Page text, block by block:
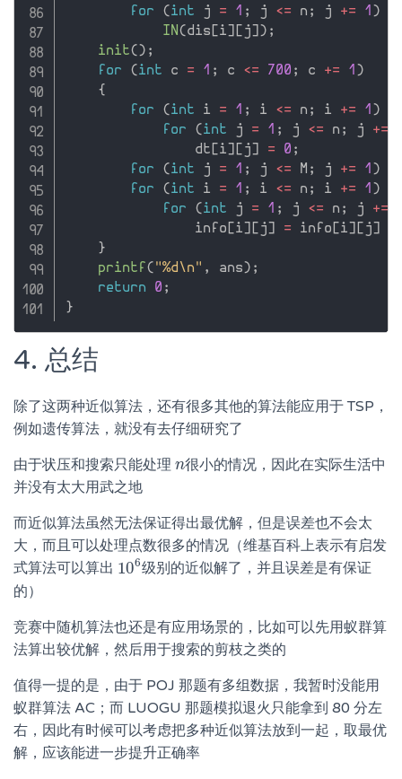
for
( int j = 1 ; j <= n ; j += 1 )
IN ( dis i j ) ;
init( ) ;
for
( int c = 1 ; c <= 700 ; c += 1 )
{
for
( int i = 1 ; i <= n ; i += 1 )
for
( int j = 1 ; j <= n ; j +=
                dt
i j = 0 ;
for
( int j = 1 ; j <= M ; j += 1 )
for
( int i = 1 ; i <= n ; i += 1 )
for
( int j = 1 ; j <= n ; j +=
                info
i j = info i j
}
printf ( "%d\n" , ans ) ;
return
0 ;
}
4. 总结
除了这两种近似算法，还有很多其他的算法能应用于 TSP，
例如遗传算法，就没有去仔细研究了
由于状压和搜索只能处理 n
n很小的情况，因此在实际生活中
并没有太大用武之地
而近似算法虽然无法保证得出最优解，但是误差也不会太
大，而且可以处理点数很多的情况（维基百科上表示有启发
式算法可以算出 106
106级别的近似解了，并且误差是有保证
的）
竞赛中随机算法也还是有应用场景的，比如可以先用蚁群算
法算出较优解，然后用于搜索的剪枝之类的
值得一提的是，由于 POJ 那题有多组数据，我暂时没能用
蚁群算法 AC；而 LUOGU 那题模拟退火只能拿到 80 分左
右，因此有时候可以考虑把多种近似算法放到一起，取最优
解，应该能进一步提升正确率